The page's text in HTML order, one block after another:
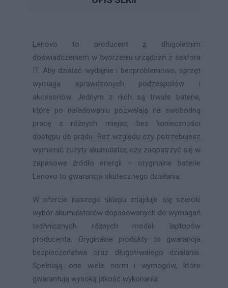
Lenovo to producent z długoletnim
doświadczeniem w tworzeniu urządzeń z sektora
IT. Aby działać wydajnie i bezproblemowo, sprzęt
wymaga sprawdzonych podzespołów i
akcesoriów. Jednym z nich są trwałe baterie,
które po naładowaniu pozwalają na swobodną
pracę z różnych miejsc, bez konieczności
dostępu do prądu. Bez względu czy potrzebujesz
wymienić zużyty akumulator, czy zaopatrzyć się w
zapasowe źródło energii – oryginalne baterie
Lenovo to gwarancja skutecznego działania.
W ofercie naszego sklepu znajduje się szeroki
wybór akumulatorów dopasowanych do wymagań
technicznych różnych modeli laptopów
producenta. Oryginalne produkty to gwarancja
bezpieczeństwa oraz długotrwałego działania.
Spełniają one wiele norm i wymogów, które
gwarantują wysoką jakość wykonania